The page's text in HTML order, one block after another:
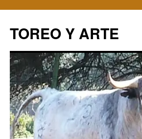
TOREO Y ARTE